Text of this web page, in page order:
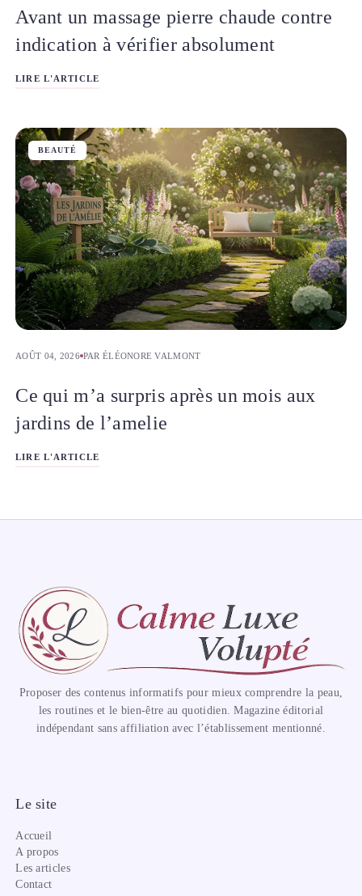
Avant un massage pierre chaude contre
indication à vérifier absolument
LIRE L'ARTICLE
BEAUTÉ
AOÛT 04, 2026 PAR ÉLÉONORE VALMONT
Ce qui m’a surpris après un mois aux
jardins de l’amelie
LIRE L'ARTICLE
Proposer des contenus informatifs pour mieux comprendre la peau,
les routines et le bien-être au quotidien. Magazine éditorial
indépendant sans affiliation avec l’établissement mentionné.
Le site
Accueil
A propos
Les articles
Contact